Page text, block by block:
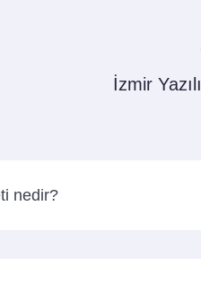
İzmir
nedir?